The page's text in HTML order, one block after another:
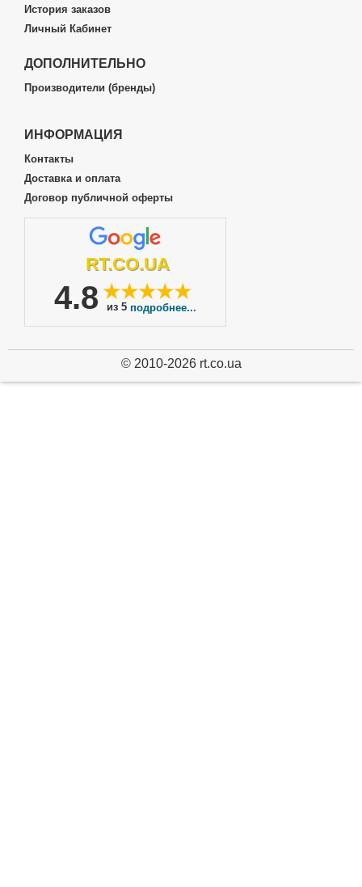
История заказов
Личный Кабинет
ДОПОЛНИТЕЛЬНО
Производители (бренды)
ИНФОРМАЦИЯ
Контакты
Доставка и оплата
Договор публичной оферты
RT.CO.UA
4.8 ★★★★★
из 5 подробнее...
© 2010-2026 rt.co.ua